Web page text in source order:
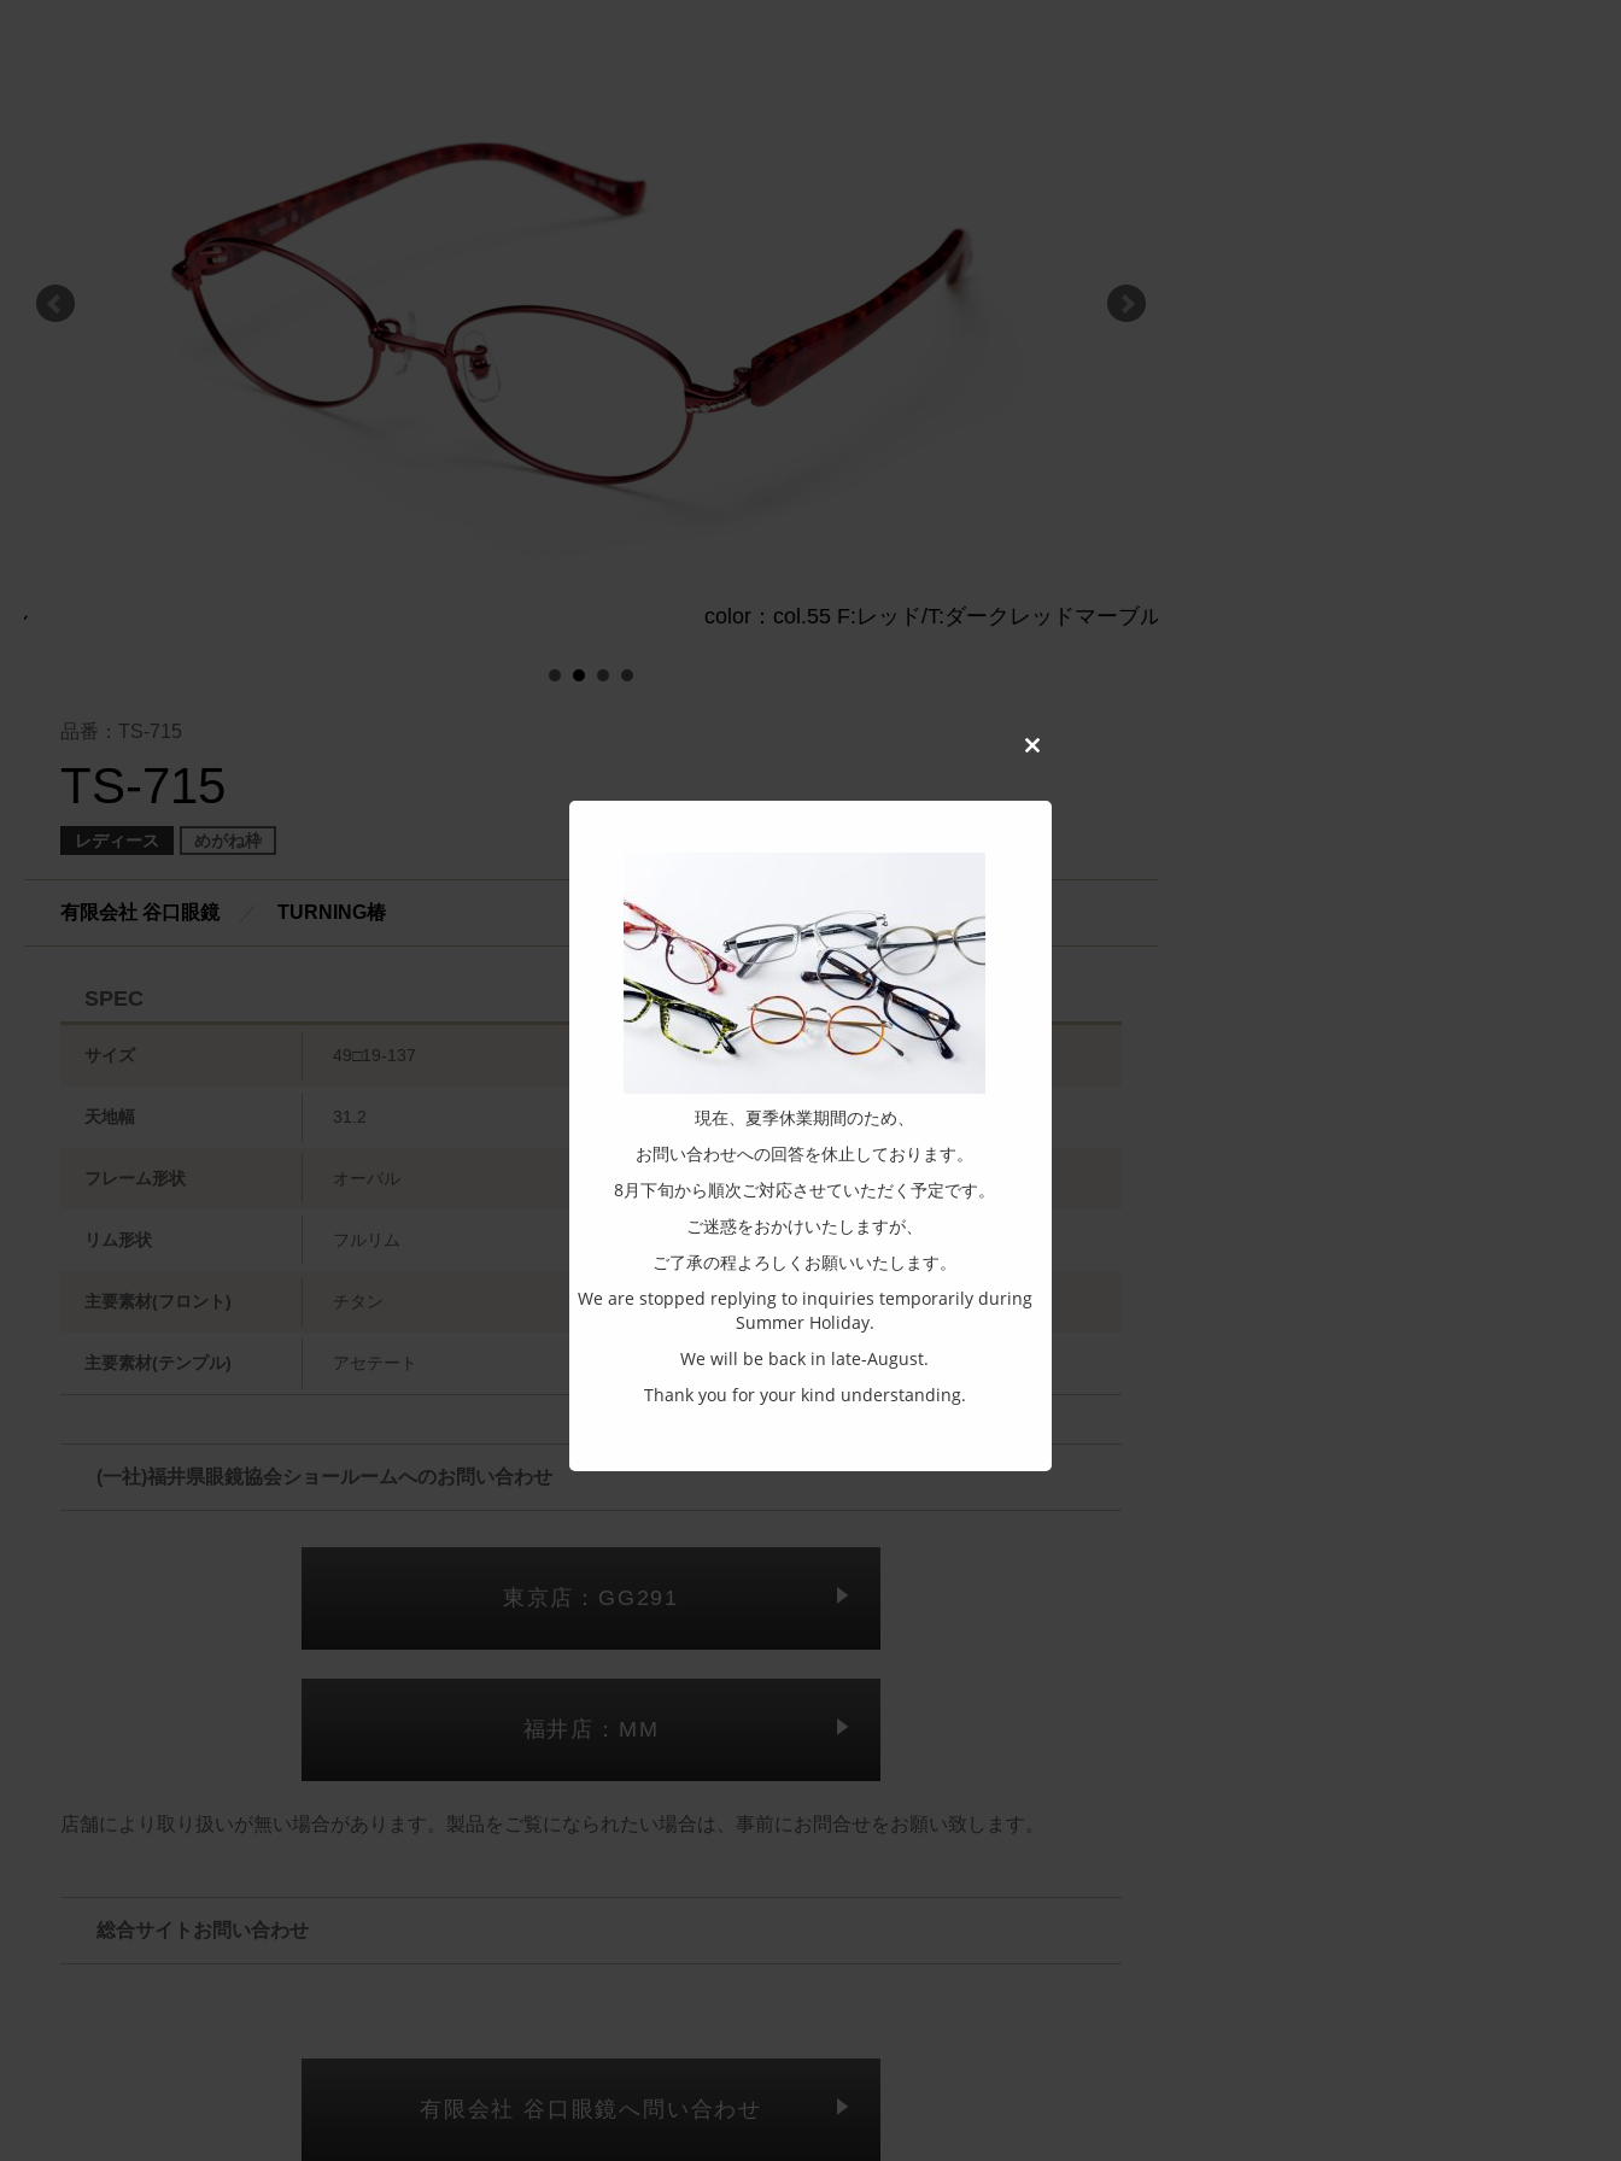
color：col.55 F:レッド/T:ダークレッドマーブル
品番：TS-715
TS-715
レディース めがね枠
有限会社 谷口眼鏡 TURNING椿
SPEC
サイズ 49□19-137
天地幅 31.2
フレーム形状 オーバル
リム形状 フルリム
主要素材(フロント) チタン
主要素材(テンプル) アセテート
(一社)福井県眼鏡協会ショールームへのお問い合わせ
東京店：GG291
福井店：MM
店舗により取り扱いが無い場合があります。製品をご覧になられたい場合は、事前にお問合せをお願い致します。
総合サイトお問い合わせ
有限会社 谷口眼鏡へ問い合わせ
module
現在、夏季休業期間のため、
お問い合わせへの回答を休止しております。
8月下旬から順次ご対応させていただく予定です。
ご迷惑をおかけいたしますが、
ご了承の程よろしくお願いいたします。
We are stopped replying to inquiries temporarily during
Summer Holiday.
We will be back in late-August.
Thank you for your kind understanding.